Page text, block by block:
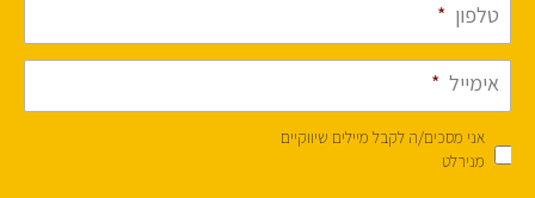
טלפון *
אימייל *
אני מסכים/ה לקבל מיילים שיווקיים
מנירלט